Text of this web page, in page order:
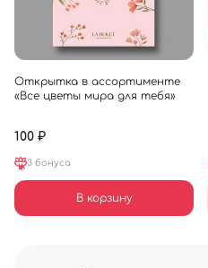
Открытка в ассортименте
«Все цветы мира для тебя»
100 ₽
3 бонуса
В корзину